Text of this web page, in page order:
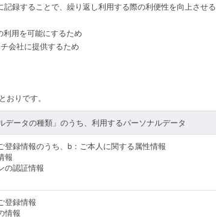
録することで、繰り返し利用する際の利便性を向上させる
用を可能にするため
会社に提供するため
りです。
データの種類」のうち、利用するパーソナルデータ
登録情報のうち、b：ご本人に関する属性情報
報
の認証情報
登録情報
情報